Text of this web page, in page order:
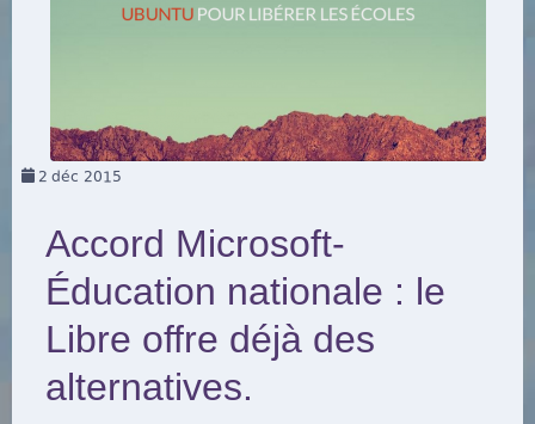
2 déc 2015
Accord Microsoft-
Éducation nationale : le
Libre offre déjà des
alternatives.